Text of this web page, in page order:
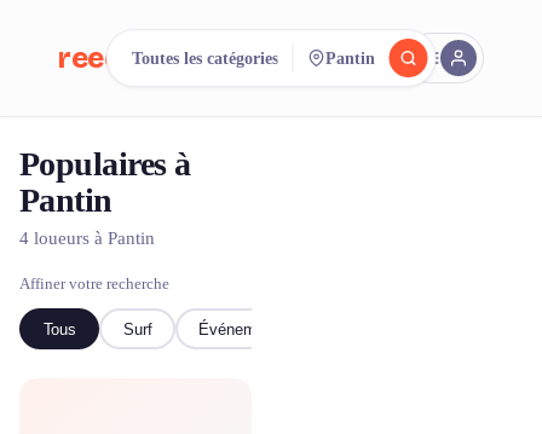
reeent! EN
Cherchez.
500+ loueurs. Une seule recherche.
Toutes les catégories Pantin
Populaires à
Pantin
4 loueurs à Pantin
Affiner votre recherche
Tous Surf Événementiel